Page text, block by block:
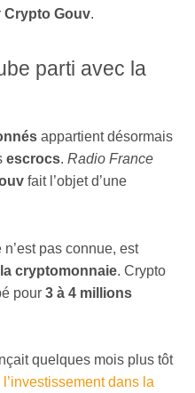
Crypto Gouv.
parti avec la
appartient désormais
escrocs. Radio France
fait l’objet d’une
n’est pas connue, est
cryptomonnaie. Crypto
pour 3 à 4 millions
quelques mois plus tôt
l’investissement dans la